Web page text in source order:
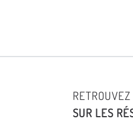
SUR LES